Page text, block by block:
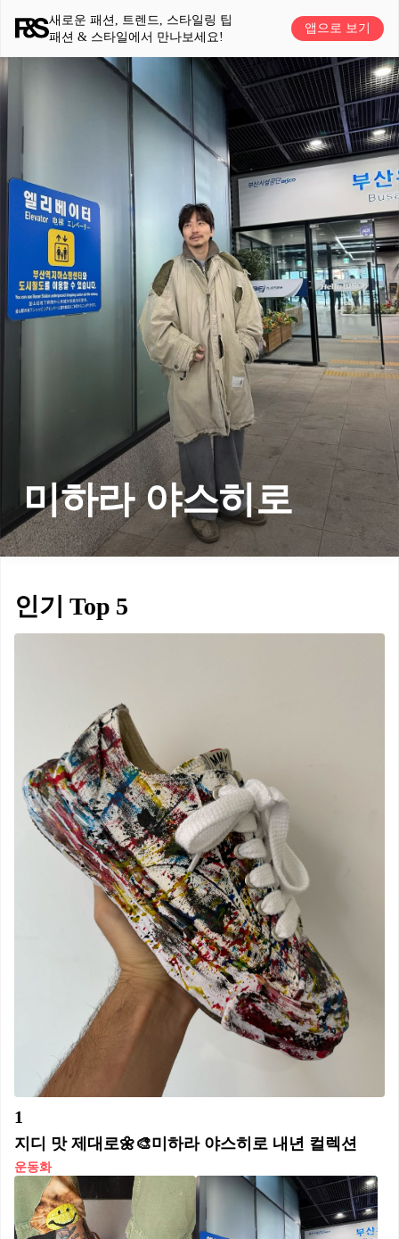
새로운 패션, 트렌드, 스타일링 팁
패션 & 스타일에서 만나보세요!
앱으로 보기
미하라 야스히로
인기 Top 5
1
지디 맛 제대로🌼🎨미하라 야스히로 내년 컬렉션
운동화